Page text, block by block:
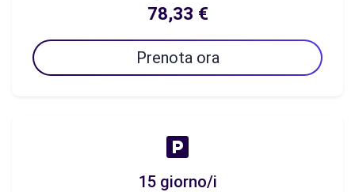
78,33 €
Prenota ora
15 giorno/i